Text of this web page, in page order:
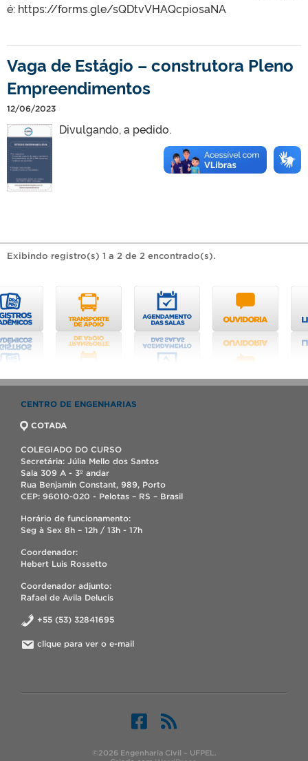
é: https://forms.gle/sQDtvVHAQcpiosaNA
Vaga de Estágio – construtora Pleno
Empreendimentos
12/06/2023
Divulgando, a pedido.
Exibindo registro(s) 1 a 2 de 2 encontrado(s).
CENTRO DE ENGENHARIAS
COTADA
COLEGIADO DO CURSO
Secretária: Júlia Mello dos Santos
Sala 309 A - 3º andar
Rua Benjamin Constant, 989, Porto
CEP: 96010-020 - Pelotas – RS – Brasil
Horário de funcionamento:
Seg à Sex 8h – 12h / 13h - 17h
Coordenador:
Hebert Luis Rossetto
Coordenador adjunto:
Rafael de Avila Delucis
+55 (53) 32841695
clique para ver o e-mail
©2026 Engenharia Civil – UFPEL.